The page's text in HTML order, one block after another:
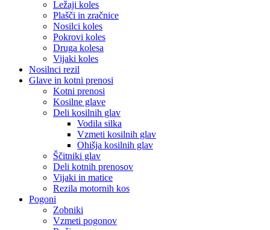
Ležaji koles
Plašči in zračnice
Nosilci koles
Pokrovi koles
Druga kolesa
Vijaki koles
Nosilnci rezil
Glave in kotni prenosi
Kotni prenosi
Kosilne glave
Deli kosilnih glav
Vodila silka
Vzmeti kosilnih glav
Ohišja kosilnih glav
Ščitniki glav
Deli kotnih prenosov
Vijaki in matice
Rezila motornih kos
Pogoni
Zobniki
Vzmeti pogonov